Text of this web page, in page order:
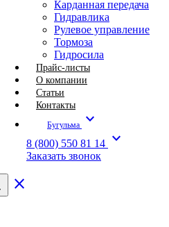
Карданная передача
Гидравлика
Рулевое управление
Тормоза
Гидросила
Прайс-листы
О компании
Статьи
Контакты
Бугульма expand_more
8 (800) 550 81 14 expand_more
Заказать звонок
close